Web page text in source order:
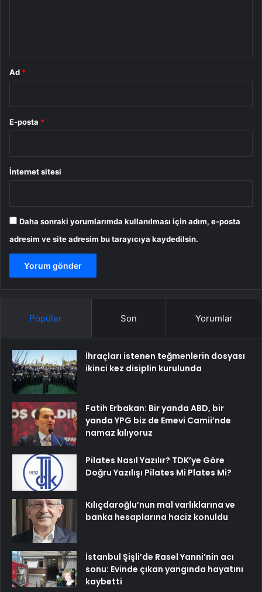
Ad *
E-posta *
İnternet sitesi
Daha sonraki yorumlarımda kullanılması için adım, e-posta
adresim ve site adresim bu tarayıcıya kaydedilsin.
Popüler Son Yorumlar
İhraçları istenen teğmenlerin dosyası
ikinci kez disiplin kurulunda
Fatih Erbakan: Bir yanda ABD, bir
yanda YPG biz de Emevi Camii’nde
namaz kılıyoruz
Pilates Nasıl Yazılır? TDK’ye Göre
Doğru Yazılışı Pilates Mi Plates Mi?
Kılıçdaroğlu’nun mal varlıklarına ve
banka hesaplarına haciz konuldu
İstanbul Şişli’de Rasel Yanni’nin acı
sonu: Evinde çıkan yangında hayatını
kaybetti